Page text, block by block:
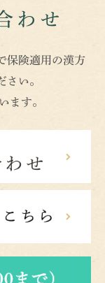
わせ
保険適用の漢方
さい。
ます。